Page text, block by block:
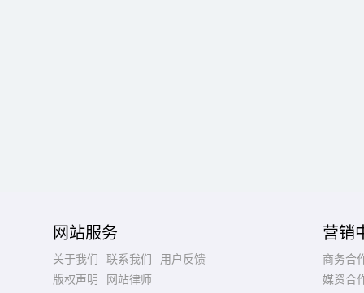
网站服务
关于我们 联系我们
用户反馈
版权声明
网站律师
营销
商务合
媒资合